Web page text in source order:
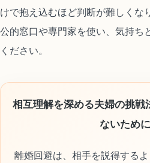
けで抱え込むほど判断が難しくな
公的窓口や専門家を使い、気持ち
ください。
相互理解を深める夫婦の挑戦
ないために
離婚回避は、相手を説得する